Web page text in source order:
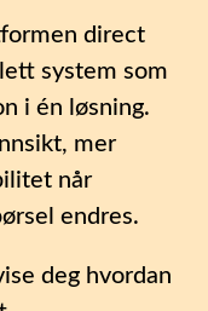
direct
system som
i én løsning.
mer
når
endres.
deg hvordan